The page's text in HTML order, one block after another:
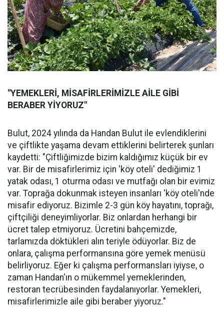
"YEMEKLERİ, MİSAFİRLERİMİZLE AİLE GİBİ
BERABER YİYORUZ"
Bulut, 2024 yılında da Handan Bulut ile evlendiklerini
ve çiftlikte yaşama devam ettiklerini belirterek şunları
kaydetti: "Çiftliğimizde bizim kaldığımız küçük bir ev
var. Bir de misafirlerimiz için 'köy oteli' dediğimiz 1
yatak odası, 1 oturma odası ve mutfağı olan bir evimiz
var. Toprağa dokunmak isteyen insanları 'köy oteli'nde
misafir ediyoruz. Bizimle 2-3 gün köy hayatını, toprağı,
çiftçiliği deneyimliyorlar. Biz onlardan herhangi bir
ücret talep etmiyoruz. Ücretini bahçemizde,
tarlamızda döktükleri alın teriyle ödüyorlar. Biz de
onlara, çalışma performansına göre yemek menüsü
belirliyoruz. Eğer ki çalışma performansları iyiyse, o
zaman Handan'ın o mükemmel yemeklerinden,
restoran tecrübesinden faydalanıyorlar. Yemekleri,
misafirlerimizle aile gibi beraber yiyoruz."